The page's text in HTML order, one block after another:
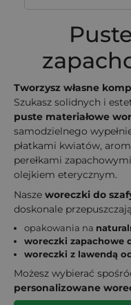
Tworzysz własne
Szukasz solidnych i
puste materiałowe
samodzielnego
płatkami kwiatów,
perełkami
olejkiem eterycznym.
Nasze woreczki do
doskonale
opakowania na
woreczki zapachowe
woreczki z lawendą
Możesz wybierać
personalizowane